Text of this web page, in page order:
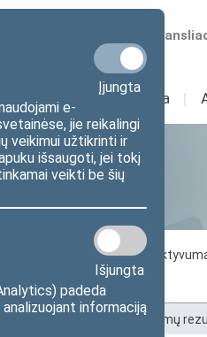
Įjungta
e-
jie reikalingi
veikimui užtikrinti ir
išsaugoti, jei tokį
veikti be šių
Išjungta
padeda
informaciją
Numatomos
Sudėtis Veikla I
Seimo narių
balsavimų rezultatai
Seimo narių balsavimų